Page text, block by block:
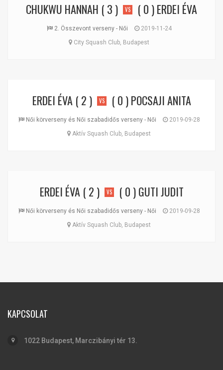
CHUKWU HANNAH ( 3 ) VS ( 0 )ERDEI ÉVA
2. Összevont verseny - Női
2019-11-24
City Squash Club, Budapest
ERDEI ÉVA ( 2 ) VS ( 0 )POCSAJI ANITA
Női körverseny és Női szabadidős verseny - Női
2019-09-28
Aktív Squash Club, Budapest
ERDEI ÉVA ( 2 ) VS ( 0 )GUTI JUDIT
Női körverseny és Női szabadidős verseny - Női
2019-09-28
Aktív Squash Club, Budapest
KAPCSOLAT
1022 Budapest, Marczibányi tér 13.